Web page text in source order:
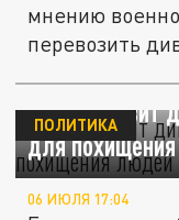
мнению
перевозить
НАТО готовит
для
ПОЛИТИКА
06 ИЮЛЯ 17:04